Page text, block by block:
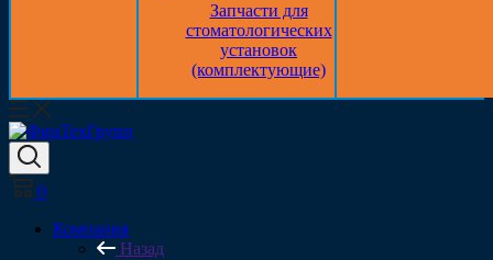
Запчасти для
стоматологических
установок
(комплектующие)
0
Компания
Назад